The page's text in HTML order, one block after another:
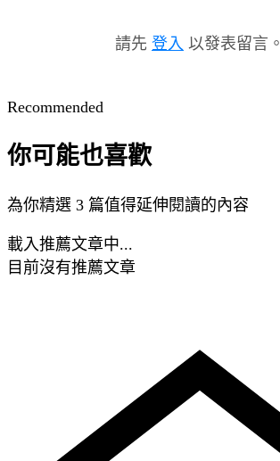
請先 登入 以發表留言。
Recommended
你可能也喜歡
為你精選 3 篇值得延伸閱讀的內容
載入推薦文章中...
目前沒有推薦文章